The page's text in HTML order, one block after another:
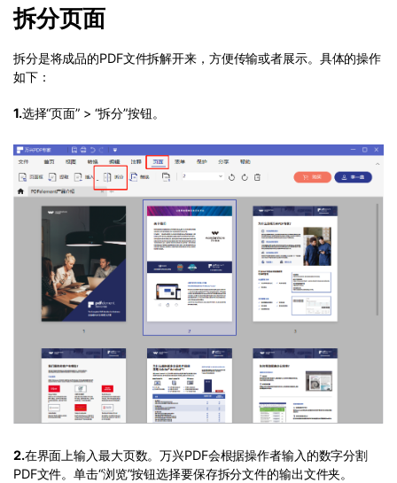
拆分页面
拆分是将成品的PDF文件拆解开来，方便传输或者展示。具体的操作
如下：
1.选择“页面” > “拆分”按钮。
2.在界面上输入最大页数。万兴PDF会根据操作者输入的数字分割
PDF文件。单击“浏览”按钮选择要保存拆分文件的输出文件夹。